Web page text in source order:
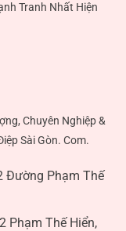
Tranh Nhất Hiện
Chuyên Nghiệp &
Sài Gòn. Com.
Đường Phạm Thế
Phạm Thế Hiển,